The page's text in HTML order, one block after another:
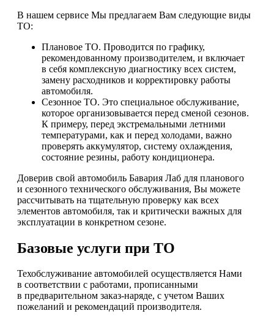
В нашем сервисе Мы предлагаем Вам следующие виды
ТО:
Плановое ТО. Проводится по графику,
рекомендованному производителем, и включает
в себя комплексную диагностику всех систем,
замену расходников и корректировку работы
автомобиля.
Сезонное ТО. Это специальное обслуживание,
которое организовывается перед сменой сезонов.
К примеру, перед экстремальными летними
температурами, как и перед холодами, важно
проверять аккумулятор, систему охлаждения,
состояние резины, работу кондиционера.
Доверив свой автомобиль Бавария Лаб для планового
и сезонного технического обслуживания, Вы можете
рассчитывать на тщательную проверку как всех
элементов автомобиля, так и критически важных для
эксплуатации в конкретном сезоне.
Базовые услуги при ТО
Техобслуживание автомобилей осуществляется Нами
в соответствии с работами, прописанными
в предварительном заказ-наряде, с учетом Ваших
пожеланий и рекомендаций производителя.